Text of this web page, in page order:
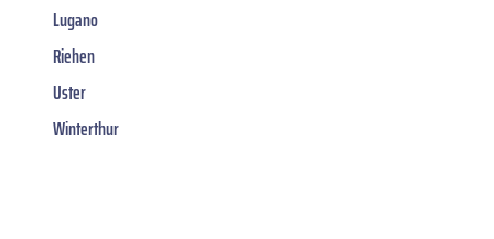
Lugano
Riehen
Uster
Winterthur